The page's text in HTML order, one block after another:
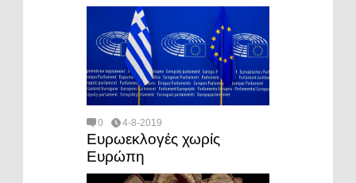
0 4-8-2019
Ευρωεκλογές χωρίς
Ευρώπη